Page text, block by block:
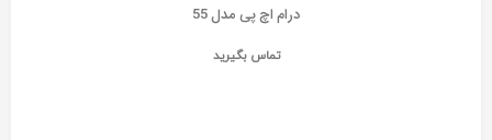
درام اچ پی مدل 55
تماس بگیرید